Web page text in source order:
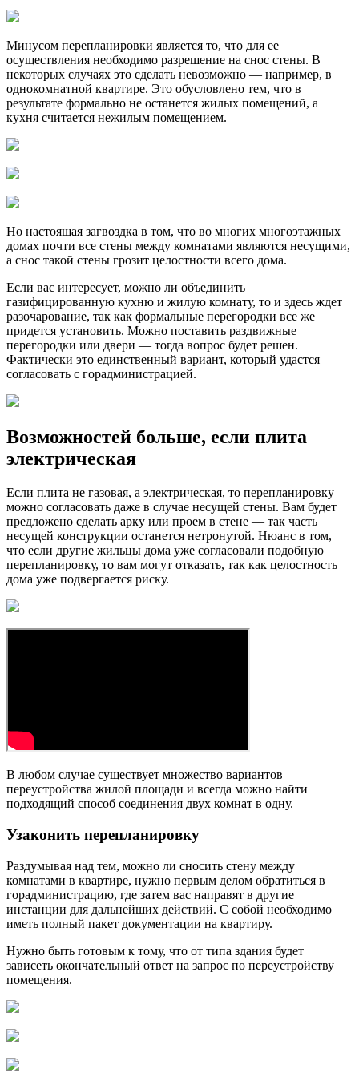
Минусом перепланировки является то, что для ее
осуществления необходимо разрешение на снос стены. В
некоторых случаях это сделать невозможно — например, в
однокомнатной квартире. Это обусловлено тем, что в
результате формально не останется жилых помещений, а
кухня считается нежилым помещением.
Но настоящая загвоздка в том, что во многих многоэтажных
домах почти все стены между комнатами являются несущими,
а снос такой стены грозит целостности всего дома.
Если вас интересует, можно ли объединить
газифицированную кухню и жилую комнату, то и здесь ждет
разочарование, так как формальные перегородки все же
придется установить. Можно поставить раздвижные
перегородки или двери — тогда вопрос будет решен.
Фактически это единственный вариант, который удастся
согласовать с горадминистрацией.
Возможностей больше, если плита
электрическая
Если плита не газовая, а электрическая, то перепланировку
можно согласовать даже в случае несущей стены. Вам будет
предложено сделать арку или проем в стене — так часть
несущей конструкции останется нетронутой. Нюанс в том,
что если другие жильцы дома уже согласовали подобную
перепланировку, то вам могут отказать, так как целостность
дома уже подвергается риску.
В любом случае существует множество вариантов
переустройства жилой площади и всегда можно найти
подходящий способ соединения двух комнат в одну.
Узаконить перепланировку
Раздумывая над тем, можно ли сносить стену между
комнатами в квартире, нужно первым делом обратиться в
горадминистрацию, где затем вас направят в другие
инстанции для дальнейших действий. С собой необходимо
иметь полный пакет документации на квартиру.
Нужно быть готовым к тому, что от типа здания будет
зависеть окончательный ответ на запрос по переустройству
помещения.